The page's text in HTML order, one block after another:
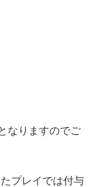
なりますのでご
プレイでは付与